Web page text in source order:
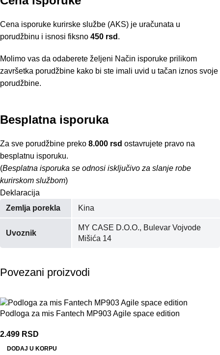
Cena isporuke kurirske službe (AKS) je uračunata u
porudžbinu i isnosi fiksno 450 rsd .
Molimo vas da odaberete željeni Način isporuke prilikom
završetka porudžbine kako bi ste imali uvid u tačan iznos svoje
porudžbine.
Besplatna isporuka
Za sve porudžbine preko 8.000 rsd ostavrujete pravo na
besplatnu isporuku.
(Besplatna isporuka se odnosi isključivo za slanje robe
kurirskom službom)
Deklaracija
Zemlja porekla
Kina
Uvoznik
MY CASE D.O.O., Bulevar Vojvode
Mišića 14
Povezani proizvodi
Podloga za mis Fantech MP903 Agile space edition
2.499 RSD
DODAJ U KORPU